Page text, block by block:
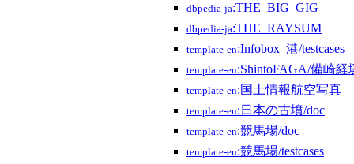
dbpedia-ja:THE_BIG_GIG
dbpedia-ja:THE_RAYSUM
template-en:Infobox_港/testcases
template-en:ShintoFAGA/備崎経
template-en:国土情報航空写真
template-en:日本の古墳/doc
template-en:競馬場/doc
template-en:競馬場/testcases